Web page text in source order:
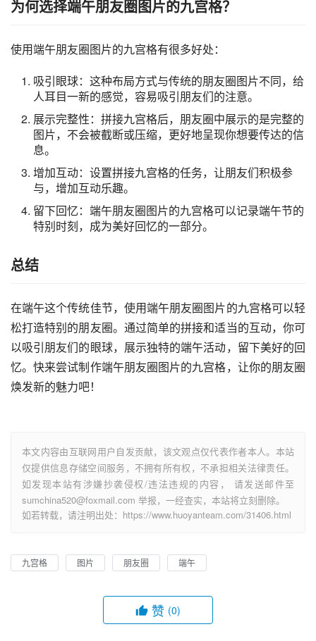
为何选择端午朋友圈图片的九宫格？
使用端午朋友圈图片的九宫格有很多好处：
吸引眼球：这种布局方式与传统的朋友圈图片不同，给
人耳目一新的感觉，容易吸引朋友们的注意。
展示完整性：拼接九宫格后，朋友圈中展示的是完整的
图片，不会被截断或压缩，更好地呈现你想要传达的信
息。
增加互动：设置拼接九宫格的任务，让朋友们积极参
与，增加互动乐趣。
留下回忆：端午朋友圈图片的九宫格可以记录端午节的
特别时刻，成为美好回忆的一部分。
总结
在端午这个传统佳节，使用端午朋友圈图片的九宫格可以轻
松打造特别的朋友圈。通过简单的拼接和适当的互动，你可
以吸引朋友们的眼球，展示独特的端午活动，留下美好的回
忆。快来尝试制作端午朋友圈图片的九宫格，让你的朋友圈
焕发新的魅力吧！
本文内容由互联网用户自发贡献，该文观点仅代表作者本人。本站
仅提供信息存储空间服务，不拥有所有权，不承担相关法律责任。
如发现本站有涉嫌抄袭侵权/违法违规的内容， 请发送邮件至
sumchina520@foxmail.com 举报，一经查实，本站将立刻删除。
如若转载，请注明出处：https://www.huoyanteam.com/31406.html
九宫格 图片 朋友圈 端午
赞 (0)